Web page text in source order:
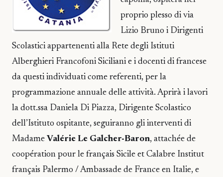
proprio plesso di via
Lizio Bruno i Dirigenti
Scolastici appartenenti alla Rete degli Istituti
Alberghieri Francofoni Siciliani e i docenti di francese
da questi individuati come referenti, per la
programmazione annuale delle attività. Aprirà i lavori
la dott.ssa Daniela Di Piazza, Dirigente Scolastico
dell’Istituto ospitante, seguiranno gli interventi di
Madame Valérie Le Galcher-Baron, attachée de
coopération pour le français Sicile et Calabre Institut
français Palermo / Ambassade de France en Italie, e